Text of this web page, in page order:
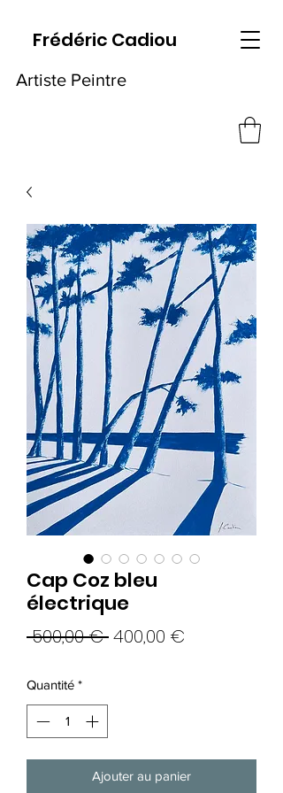
Frédéric Cadiou
Artiste Peintre
Cap Coz bleu
électrique
500,00 € Prix
400,00 €
Quantité *
Ajouter au panier